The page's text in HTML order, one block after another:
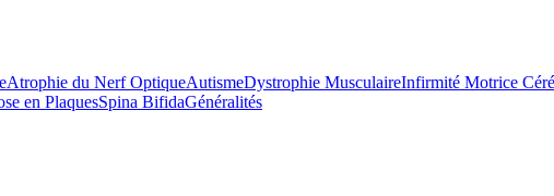
Atrophie du Nerf OptiqueAutismeDystrophie MusculaireInfirmité Motrice
en PlaquesSpina BifidaGénéralités